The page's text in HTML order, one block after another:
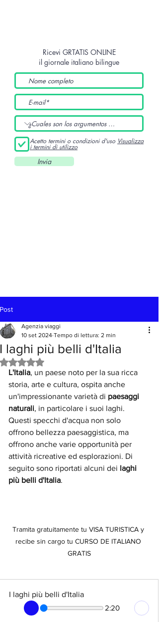
Ricevi GRTATIS ONLINE
il giornale italiano bilingue
Acetto termini o condizioni d'uso Visualizza
i termini di utilizzo
Invia
Post
I laghi più belli d'Italia
Agenzia viaggi
10 set 2024 Tempo di lettura: 2 min
Valutazione NaN stelle su 5.
L'Italia, un paese noto per la sua ricca
storia, arte e cultura, ospita anche
un'impressionante varietà di paesaggi
naturali, in particolare i suoi laghi.
Questi specchi d'acqua non solo
offrono bellezza paesaggistica, ma
offrono anche varie opportunità per
attività ricreative ed esplorazioni. Di
seguito sono riportati alcuni dei laghi
più belli d'Italia.
Tramita gratuitamente tu VISA TURISTICA y
recibe sin cargo tu CURSO DE ITALIANO
GRATIS
I laghi più belli d'Italia
2:20